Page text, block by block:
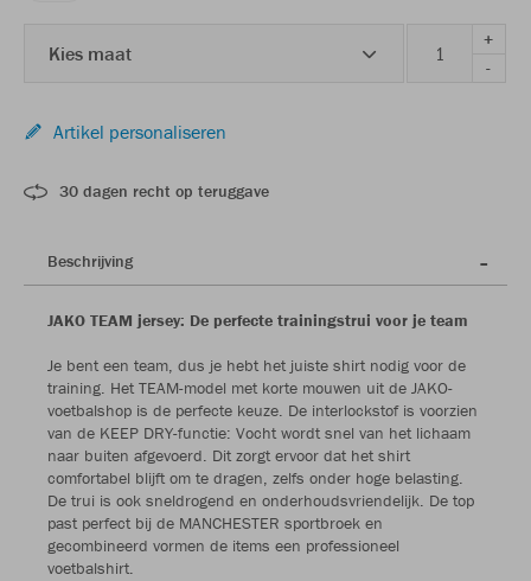
Kies maat
+
-
Artikel personaliseren
30 dagen recht op teruggave
Beschrijving
JAKO TEAM jersey: De perfecte trainingstrui voor je team
Je bent een team, dus je hebt het juiste shirt nodig voor de
training. Het TEAM-model met korte mouwen uit de JAKO-
voetbalshop is de perfecte keuze. De interlockstof is voorzien
van de KEEP DRY-functie: Vocht wordt snel van het lichaam
naar buiten afgevoerd. Dit zorgt ervoor dat het shirt
comfortabel blijft om te dragen, zelfs onder hoge belasting.
De trui is ook sneldrogend en onderhoudsvriendelijk. De top
past perfect bij de MANCHESTER sportbroek en
gecombineerd vormen de items een professioneel
voetbalshirt.